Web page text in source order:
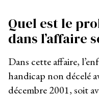
Quel est le
dans l’affaire
Dans cette affaire,
handicap non décelé
décembre 2001, soit